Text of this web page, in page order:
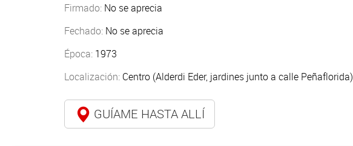
Firmado: No se aprecia
Fechado: No se aprecia
Época: 1973
Localización: Centro (Alderdi Eder, jardines junto a calle Peñaflorida)
GUÍAME HASTA ALLÍ